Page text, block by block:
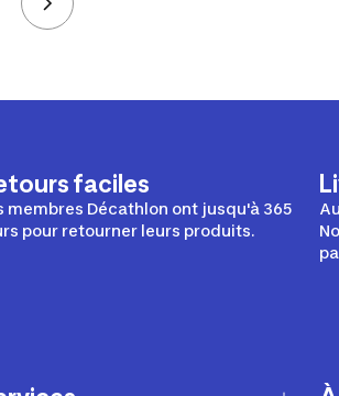
1 de 10
faciles
membres Décathlon ont jusqu'à 365
pour retourner leurs produits.